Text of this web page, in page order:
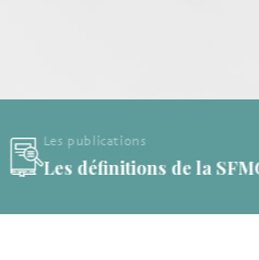
de la SFMG La